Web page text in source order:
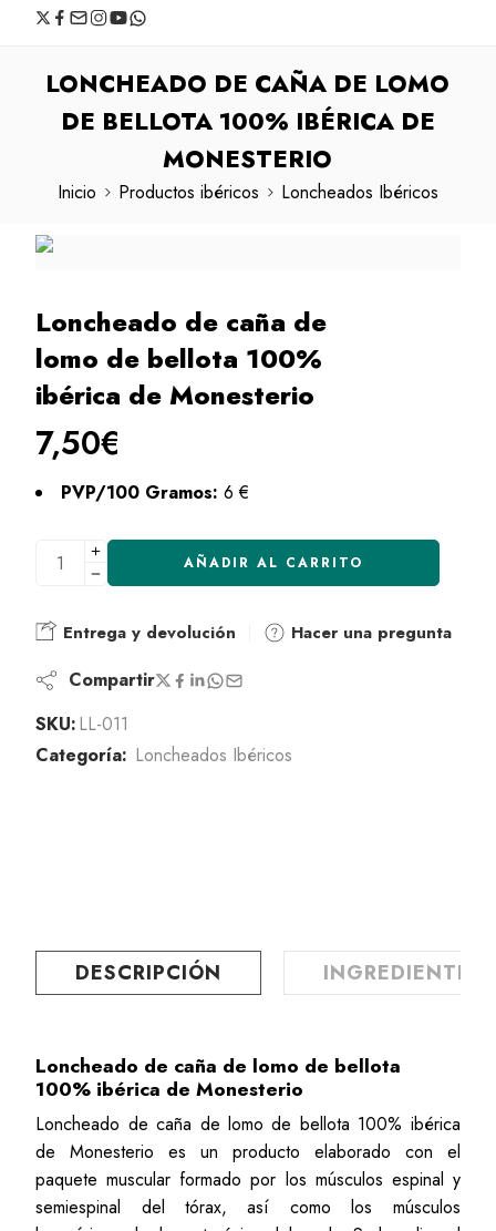
LONCHEADO DE CAÑA DE LOMO
DE BELLOTA 100% IBÉRICA DE
MONESTERIO
Inicio Productos ibéricos Loncheados Ibéricos
Loncheado de caña de
lomo de bellota 100%
ibérica de Monesterio
7,50€
PVP/100 Gramos:6 €
AÑADIR AL CARRITO
Entrega y devolución Hacer una pregunta
Compartir
SKU:LL-011
Categoría: Loncheados Ibéricos
DESCRIPCIÓN INGREDIENTES
Loncheado de caña de lomo de bellota
100% ibérica de Monesterio
Loncheado de caña de lomo de bellota 100% ibérica
de Monesterio es un producto elaborado con el
paquete muscular formado por los músculos espinal y
semiespinal del tórax, así como los músculos